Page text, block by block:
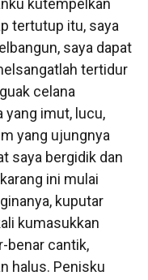
tertutup itu, saya
saya dapat
tertidur
celana
yang imut, lucu,
yang ujungnya
saya bergidik dan
ini mulai
kuputar
kumasukkan
benar cantik,
halus. Penisku